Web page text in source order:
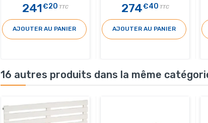
241€20 TTC
AJOUTER AU PANIER
274€40 TTC
AJOUTER AU PANIER
16 autres produits dans la même